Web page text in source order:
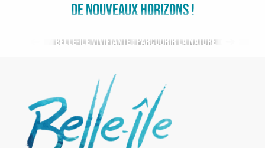
DE NOUVEAUX HORIZONS !
Belle-île Vivifiante : Parcourir la Nature